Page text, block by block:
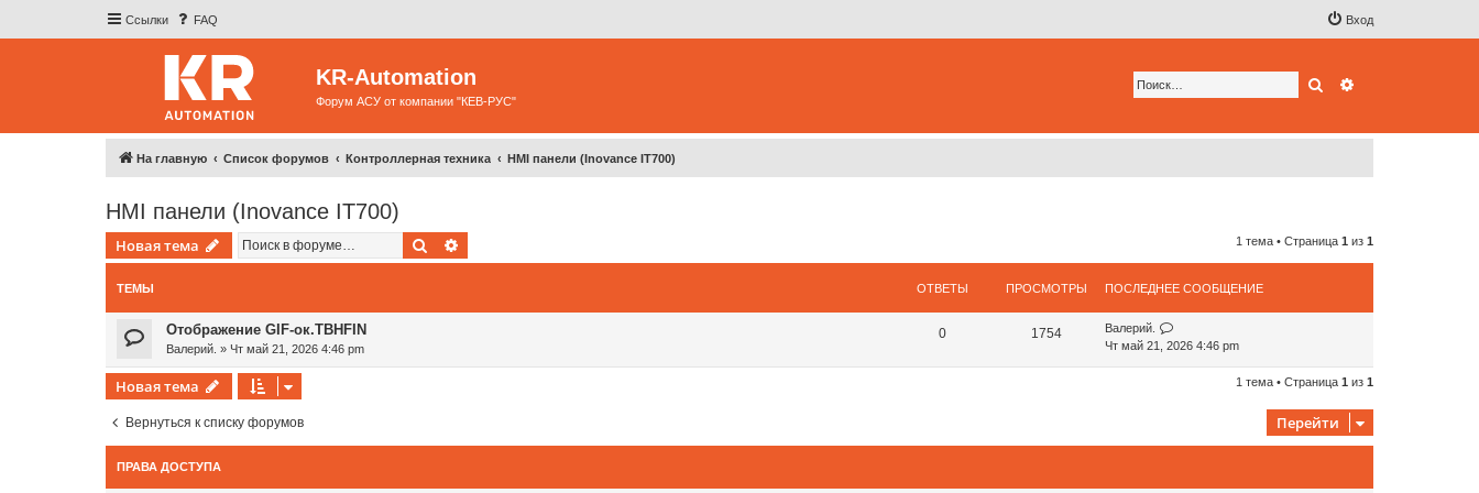
Ссылки FAQ Вход
KR-Automation
Форум АСУ от компании "КЕВ-РУС"
Поиск
На главную Список форумов Контроллерная техника HMI панели (Inovance IT700)
HMI панели (Inovance IT700)
Новая тема Поиск 1 тема • Страница 1 из 1
ТЕМЫ ОТВЕТЫ ПРОСМОТРЫ ПОСЛЕДНЕЕ СООБЩЕНИЕ
Отображение GIF-ок.TBHFIN
Валерий. » Чт май 21, 2026 4:46 pm
0 1754
Валерий.
Чт май 21, 2026 4:46 pm
Новая тема 1 тема • Страница 1 из 1
Вернуться к списку форумов Перейти
ПРАВА ДОСТУПА